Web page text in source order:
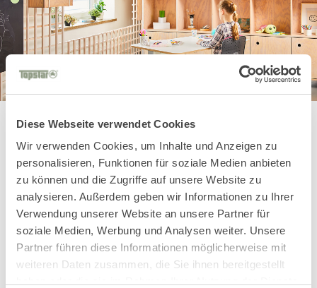
Diese Webseite verwendet Cookies
Wir verwenden Cookies, um Inhalte und Anzeigen zu
personalisieren, Funktionen für soziale Medien anbieten
zu können und die Zugriffe auf unsere Website zu
analysieren. Außerdem geben wir Informationen zu Ihrer
Verwendung unserer Website an unsere Partner für
soziale Medien, Werbung und Analysen weiter. Unsere
Partner führen diese Informationen möglicherweise mit
weiteren Daten zusammen, die Sie ihnen bereitgestellt
You might also
like these Kids
models